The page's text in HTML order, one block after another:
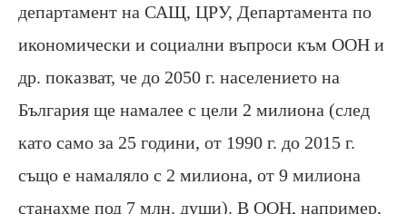
департамент на САЩ, ЦРУ, Департамента по
икономически и социални въпроси към ООН и
др. показват, че до 2050 г. населението на
България ще намалее с цели 2 милиона (след
като само за 25 години, от 1990 г. до 2015 г.
също е намаляло с 2 милиона, от 9 милиона
станахме под 7 млн. души). В ООН, например,